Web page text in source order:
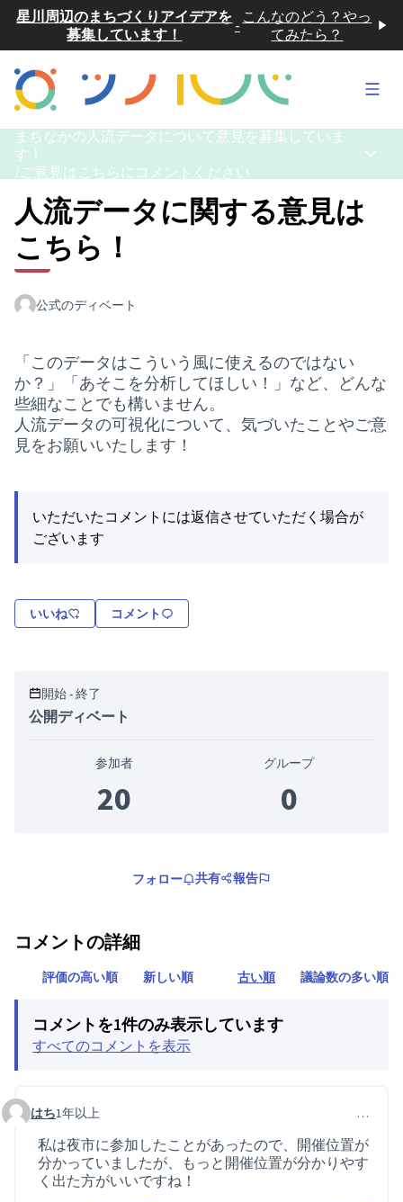
星川周辺のまちづくりアイデアを
募集しています！
- こんなのどう？やっ
てみたら？
メイ
まちなかの人流データについて意見を募集していま
す！
/ ご意見はこちらにコメントください
メイ
人流データに関する意見は
こちら！
公式のディベート
「このデータはこういう風に使えるのではない
か？」「あそこを分析してほしい！」など、どんな
些細なことでも構いません。
人流データの可視化について、気づいたことやご意
見をお願いいたします！
いただいたコメントには返信させていただく場合が
ございます
いいね コメント
開始 - 終了
公開ディベート
参加者
20
グループ
0
フォロー 共有 報告
コメントの詳細
評価の高い順 新しい順 古い順 議論数の多い順
コメントを1件のみ表示しています
すべてのコメントを表示
コメント 61 (コメント 23 への返信)
はち1年以上 …
私は夜市に参加したことがあったので、開催位置が
分かっていましたが、もっと開催位置が分かりやす
く出た方がいいですね！